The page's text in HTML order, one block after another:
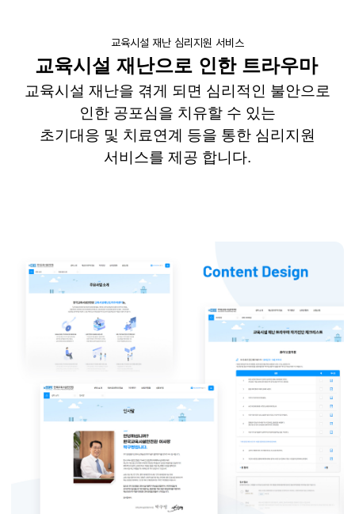
교육시설 재난 심리지원 서비스
교육시설 재난으로 인한 트라우마
교육시설 재난을 겪게 되면 심리적인 불안으로
인한 공포심을 치유할 수 있는
초기대응 및 치료연계 등을 통한 심리지원
서비스를 제공 합니다.